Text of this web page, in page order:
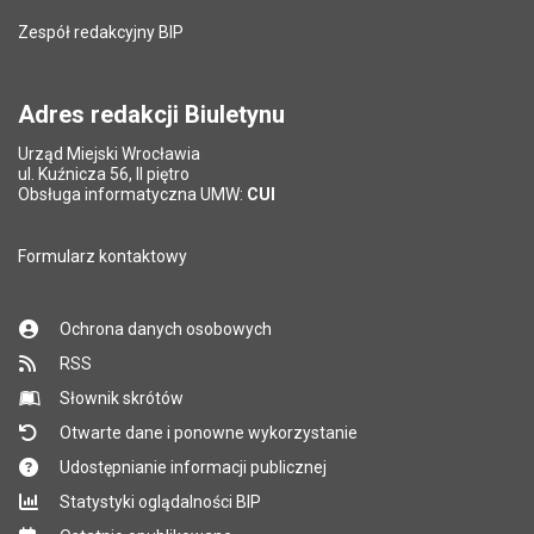
Zespół redakcyjny BIP
Adres redakcji Biuletynu
Urząd Miejski Wrocławia
ul. Kuźnicza 56, II piętro
Obsługa informatyczna UMW: CUI
Formularz kontaktowy
Ochrona danych osobowych
RSS
Słownik skrótów
Otwarte dane i ponowne wykorzystanie
Udostępnianie informacji publicznej
Statystyki oglądalności BIP